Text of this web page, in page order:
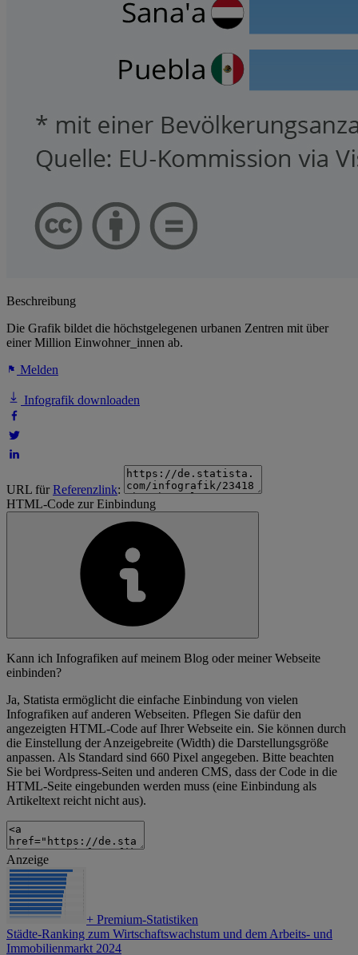
Beschreibung
Die Grafik bildet die höchstgelegenen urbanen Zentren mit über
einer Million Einwohner_innen ab.
Melden
Infografik downloaden
URL fürReferenzlink:
HTML-Code zur Einbindung
Kann ich Infografiken auf meinem Blog oder meiner Webseite
einbinden?
Ja, Statista ermöglicht die einfache Einbindung von vielen
Infografiken auf anderen Webseiten. Pflegen Sie dafür den
angezeigten HTML-Code auf Ihrer Webseite ein. Sie können durch
die Einstellung der Anzeigebreite (Width) die Darstellungsgröße
anpassen. Als Standard sind 660 Pixel angegeben. Bitte beachten
Sie bei Wordpress-Seiten und anderen CMS, dass der Code in die
HTML-Seite eingebunden werden muss (eine Einbindung als
Artikeltext reicht nicht aus).
Anzeige
+ Premium-Statistiken
Städte-Ranking zum Wirtschaftswachstum und dem Arbeits- und
Immobilienmarkt 2024